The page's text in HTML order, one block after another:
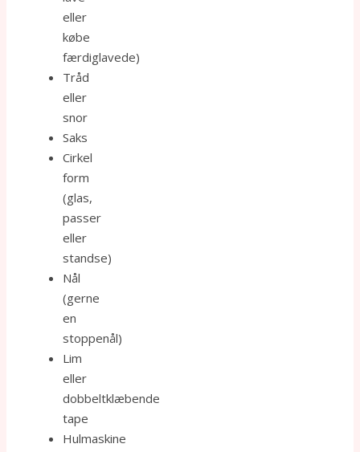
eller
købe
færdiglavede)
Tråd
eller
snor
Saks
Cirkel
form
(glas,
passer
eller
standse)
Nål
(gerne
en
stoppenål)
Lim
eller
dobbeltklæbende
tape
Hulmaskine